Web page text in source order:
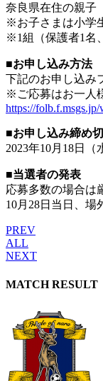
奈良県在住の親子
※お子さまは小学
※1組（保護者1名
■お申し込み方法
下記のお申し込み
※ご応募はお一人
https://
■お申し込み締め
2023年10月18日（
■当選者の発表
応募多数の場合は
10月28日当日、場
PREV
ALL
NEXT
MATCH RESULT